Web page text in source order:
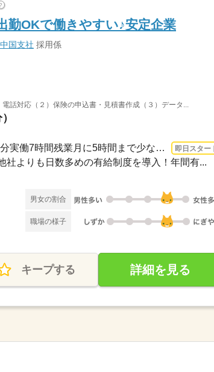
勤OKで働きやすい♪安定企業
国支社 採用係
話対応（２）保険の申込書・見積書作成（３）データ...
3ヵ月以上 即日〜 / 9：00~17：00休憩60分実働7時間残業月に5時間まで少なめなのでプ... 即日スター
社よりも日数多めの有給制度を導入！年間有...
男女の割合
職場の様子
キープする 詳細を見る